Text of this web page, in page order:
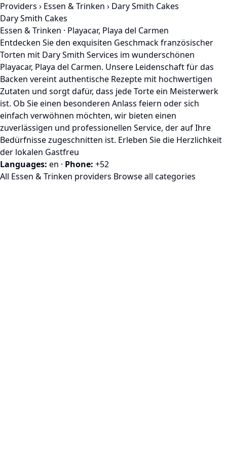
Providers › Essen & Trinken › Dary Smith Cakes
Dary Smith Cakes
Essen & Trinken · Playacar, Playa del Carmen
Entdecken Sie den exquisiten Geschmack französischer
Torten mit Dary Smith Services im wunderschönen
Playacar, Playa del Carmen. Unsere Leidenschaft für das
Backen vereint authentische Rezepte mit hochwertigen
Zutaten und sorgt dafür, dass jede Torte ein Meisterwerk
ist. Ob Sie einen besonderen Anlass feiern oder sich
einfach verwöhnen möchten, wir bieten einen
zuverlässigen und professionellen Service, der auf Ihre
Bedürfnisse zugeschnitten ist. Erleben Sie die Herzlichkeit
der lokalen Gastfreu
Languages: en · Phone: +52
All Essen & Trinken providers Browse all categories